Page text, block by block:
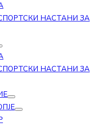
НАСТАНИ ЗА
НАСТАНИ ЗА